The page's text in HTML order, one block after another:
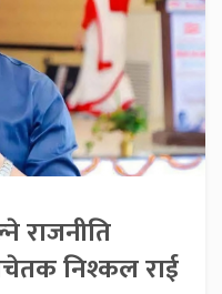
राजनीति
निश्कल राई